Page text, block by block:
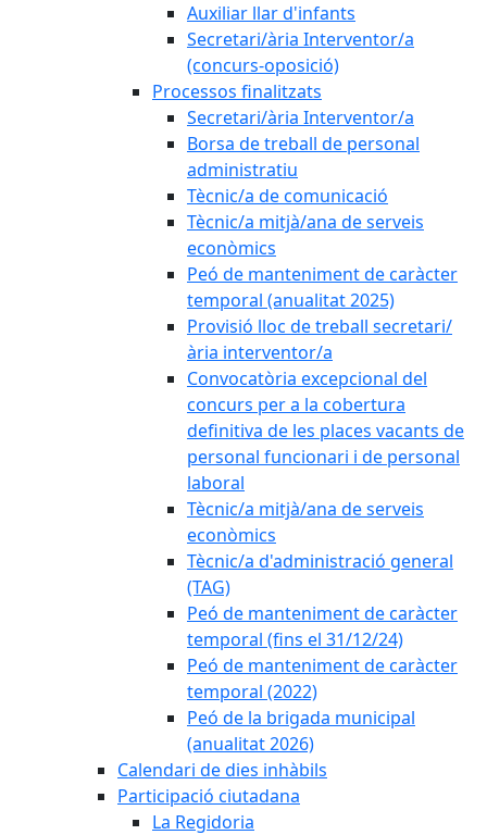
Auxiliar llar d'infants
Secretari/ària Interventor/a
(concurs-oposició)
Processos finalitzats
Secretari/ària Interventor/a
Borsa de treball de personal
administratiu
Tècnic/a de comunicació
Tècnic/a mitjà/ana de serveis
econòmics
Peó de manteniment de caràcter
temporal (anualitat 2025)
Provisió lloc de treball secretari/
ària interventor/a
Convocatòria excepcional del
concurs per a la cobertura
definitiva de les places vacants de
personal funcionari i de personal
laboral
Tècnic/a mitjà/ana de serveis
econòmics
Tècnic/a d'administració general
(TAG)
Peó de manteniment de caràcter
temporal (fins el 31/12/24)
Peó de manteniment de caràcter
temporal (2022)
Peó de la brigada municipal
(anualitat 2026)
Calendari de dies inhàbils
Participació ciutadana
La Regidoria